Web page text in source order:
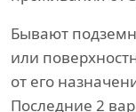
Бывают
или
от его
Последние 2